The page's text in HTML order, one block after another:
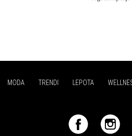
MODA TRENDI LEPOTA